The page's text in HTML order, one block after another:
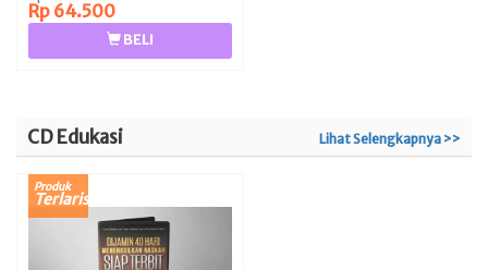
Rp 64.500
BELI
CD Edukasi Lihat Selengkapnya >>
Produk
Terlaris